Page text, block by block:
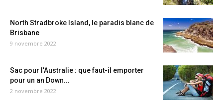
North Stradbroke Island, le paradis blanc de
Brisbane
9 novembre 2022
Sac pour l’Australie : que faut-il emporter
pour un an Down...
2 novembre 2022